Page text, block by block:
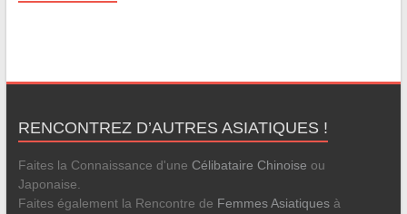
RENCONTREZ D’AUTRES ASIATIQUES !
Faites la Connaissance d'une Célibataire Chinoise ou
Japonaise.
Faites également la Rencontre de Femmes Asiatiquesà